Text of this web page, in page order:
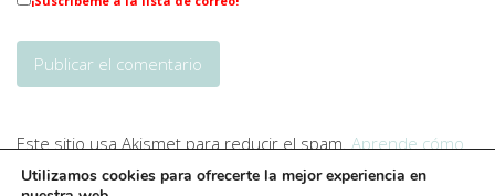
Este sitio usa Akismet para reducir el spam.Aprende cómo
se procesan los datos de tus comentarios.
Utilizamos cookies para ofrecerte la mejor experiencia en